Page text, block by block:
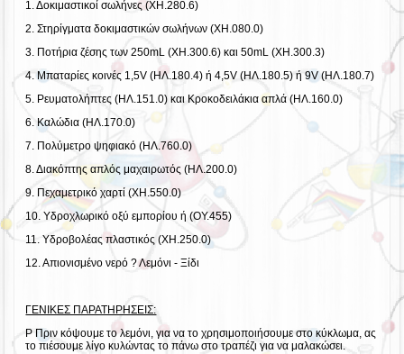
1. Δοκιμαστικοί σωλήνες (ΧΗ.280.6)
2. Στηρίγματα δοκιμαστικών σωλήνων (ΧΗ.080.0)
3. Ποτήρια ζέσης των 250mL (ΧΗ.300.6) και 50mL (ΧΗ.300.3)
4. Μπαταρίες κοινές 1,5V (ΗΛ.180.4) ή 4,5V (ΗΛ.180.5) ή 9V (ΗΛ.180.7)
5. Ρευματολήπτες (ΗΛ.151.0) και Κροκοδειλάκια απλά (ΗΛ.160.0)
6. Καλώδια (ΗΛ.170.0)
7. Πολύμετρο ψηφιακό (ΗΛ.760.0)
8. Διακόπτης απλός μαχαιρωτός (ΗΛ.200.0)
9. Πεχαμετρικό χαρτί (ΧΗ.550.0)
10. Υδροχλωρικό οξύ εμπορίου ή (ΟΥ.455)
11. Υδροβολέας πλαστικός (ΧΗ.250.0)
12. Απιονισμένο νερό ? Λεμόνι - Ξίδι
ΓΕΝΙΚΕΣ ΠΑΡΑΤΗΡΗΣΕΙΣ:
P Πριν κόψουμε το λεμόνι, για να το χρησιμοποιήσουμε στο κύκλωμα, ας
το πιέσουμε λίγο κυλώντας το πάνω στο τραπέζι για να μαλακώσει.